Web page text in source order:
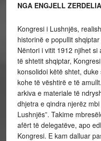
NGA ENGJELL
Kongresi i Lushnjës,
historinë e popullit
Nëntori i vitit 1912 njihet
të shtetit shqiptar,
konsolidoi këtë shtet,
kohe të vështirë e të
arkiva e materiale të
dhjetra e qindra njerëz
Lushnjës”. Takime
afërt të delegatëve, apo
Kongresi. E kam dalluar